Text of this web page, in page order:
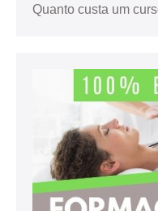
Quanto custa um